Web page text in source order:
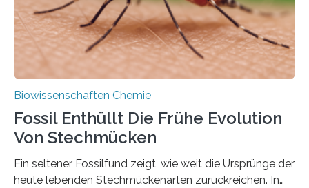
nächsten…
Biowissenschaften Chemie
Fossil Enthüllt Die Frühe Evolution
Von Stechmücken
Ein seltener Fossilfund zeigt, wie weit die Ursprünge der
heute lebenden Stechmückenarten zurückreichen. In